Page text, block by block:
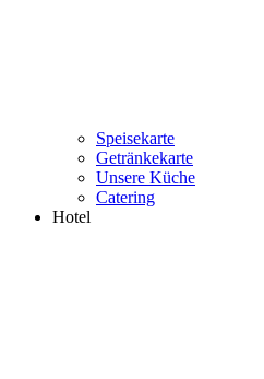
Speisekarte
Getränkekarte
Unsere Küche
Catering
Hotel